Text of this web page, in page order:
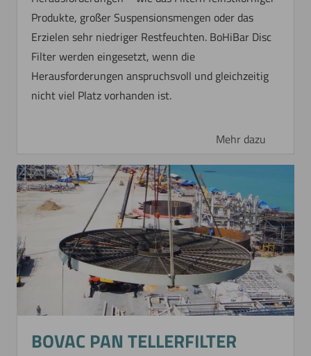
Produkte, großer Suspensionsmengen oder das
Erzielen sehr niedriger Restfeuchten. BoHiBar Disc
Filter werden eingesetzt, wenn die
Herausforderungen anspruchsvoll und gleichzeitig
nicht viel Platz vorhanden ist.
Mehr dazu
BOVAC PAN TELLERFILTER